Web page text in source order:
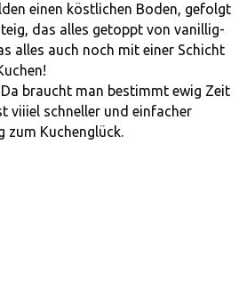
einen köstlichen Boden, gefolgt
das alles getoppt von vanillig-
alles auch noch mit einer Schicht
braucht man bestimmt ewig Zeit
viiiel schneller und einfacher
zum Kuchenglück.